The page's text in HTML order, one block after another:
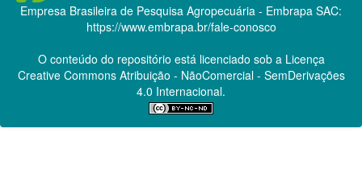
Empresa Brasileira de Pesquisa Agropecuária - Embrapa SAC:
https://www.embrapa.br/fale-conosco
O conteúdo do repositório está licenciado sob a Licença
Creative CommonsAtribuição - NãoComercial - SemDerivações
4.0 Internacional.